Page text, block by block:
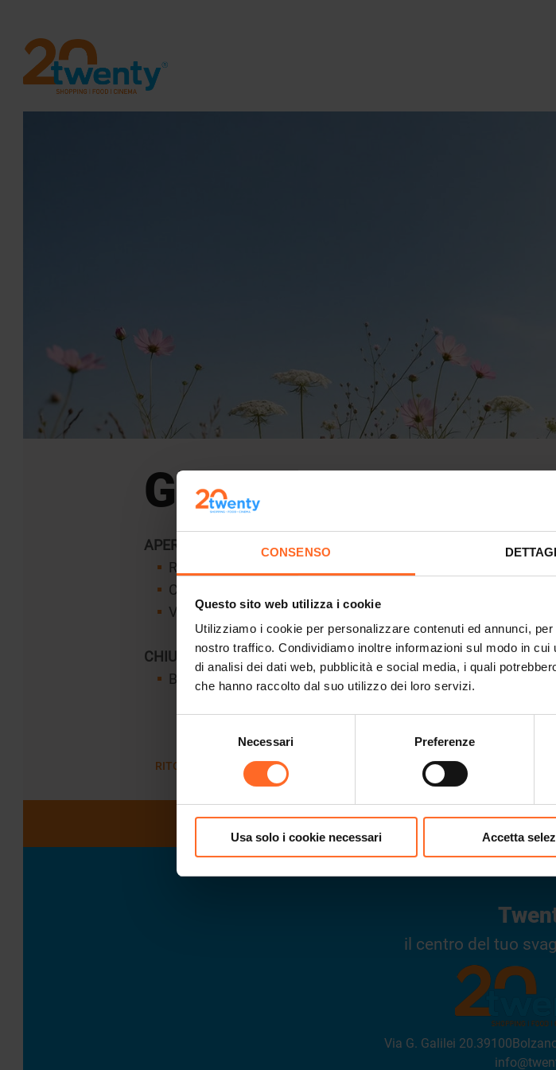
CONSENSO
Questo sito web utilizza i cookie
Utilizziamo i cookie per personalizzare contenuti ed annunci,
nostro traffico. Condividiamo inoltre informazioni sul modo in
di analisi dei dati web, pubblicità e social media, i quali
che hanno raccolto dal suo utilizzo dei loro servizi.
consenso
Necessari Preferenze
Usa solo i cookie necessari Accetta
Gli orari del 1°
APERTO
RESTAURANTS 11:00 - 21:00
CINEMA 10:00 - 00:30
VIRTUAL REALITY ARENA 14:00 - 20:00
CHIUSO
BARS, SHOPS, EUROSPAR, KUNI KIDS PARK
RITORNA ALLA LISTA
il centro del tuo
Via G. Galilei 20.39100